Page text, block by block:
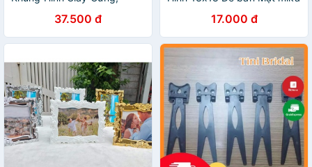
Khung Hình Để Trang Trí Bàn
Tiệc Sinh Nhật
37.500 đ 17.000 đ